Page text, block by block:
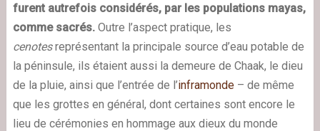
furent autrefois considérés, par les populations mayas,
comme sacrés. Outre l’aspect pratique, les
cenotesreprésentant la principale source d’eau potable de
la péninsule, ils étaient aussi la demeure de Chaak, le dieu
de la pluie, ainsi que l’entrée de l’inframonde– de même
que les grottes en général, dont certaines sont encore le
lieu de cérémonies en hommage aux dieux du monde